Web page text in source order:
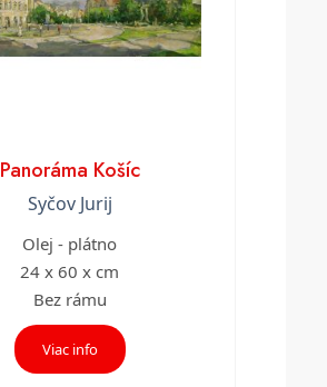
Panoráma Košíc
Syčov Jurij
Olej - plátno
24 x 60 x cm
Bez rámu
Viac info